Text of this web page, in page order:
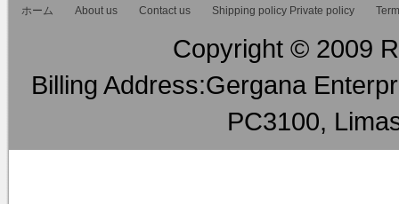
ホーム
About us Contact us Shipping policy Private policy
Copyright © 2009
Billing Address:Gergana
PC3100,